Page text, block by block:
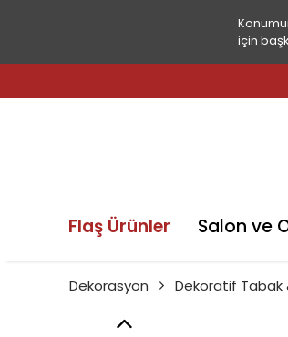
için
Flaş Ürünler Salon ve
Dekorasyon Dekoratif Tabak